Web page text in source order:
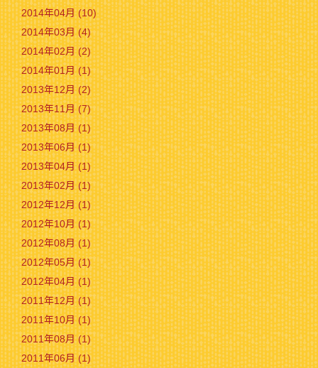
2014年04月 (10)
2014年03月 (4)
2014年02月 (2)
2014年01月 (1)
2013年12月 (2)
2013年11月 (7)
2013年08月 (1)
2013年06月 (1)
2013年04月 (1)
2013年02月 (1)
2012年12月 (1)
2012年10月 (1)
2012年08月 (1)
2012年05月 (1)
2012年04月 (1)
2011年12月 (1)
2011年10月 (1)
2011年08月 (1)
2011年06月 (1)